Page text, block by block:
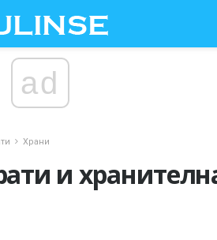
ad
Храни
и